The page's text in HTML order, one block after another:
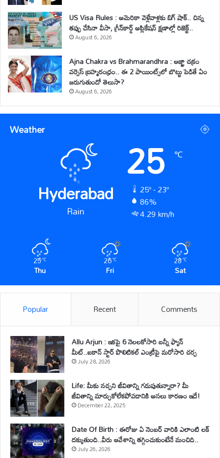
US Visa Rules : అమెరికా వెళ్లేవాళ్లకు బిగ్ షాక్.. చిన్న
తప్పు చేసినా వీసా, గ్రీన్‌కార్డ్ అప్లికేషన్ క్షణాల్లో రిజెక్ట్..
August 6, 2026
Ajna Chakra vs Brahmarandhra : ఆజ్ఞా చక్రం
వర్సెస్ బ్రహ్మరంధ్రం.. ఈ 2 పాయింట్స్‌లో బొట్టు పెడితే ఏం
జరుగుతుందో తెలుసా?
August 6, 2026
Weather
Hyderabad
Rain
25 ℃
25º - 23º
86%
4.29 km/h
25℃
Thu
26℃
Fri
28℃
Sat
Popular Recent Comments
Allu Arjun : ఇకపై 6 నెలలకోసారి బన్నీ ఫ్యాన్
మీట్..ఐకాన్ స్టార్ పొలిటికల్ ఎంట్రీపై మరోసారి చర్చ
July 28, 2026
Life: మీకు నచ్చని జీవితాన్ని గడుపుతున్నారా? మీ
జీవితాన్ని మార్చుకోలేకపోవడానికి అసలు కారణం ఇదే!
December 22, 2025
Date Of Birth : ఈరోజు ఏ నెంబర్ వారికి ఎలాంటి లక్
దక్కుతుంది..వీరు ఆవేశాన్ని తగ్గించుకుంటేనే మంచిది..
July 26, 2026